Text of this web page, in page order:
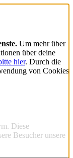
Um mehr über
über deine
hier. Durch die
von Cookies
Diese
Besucher unsere